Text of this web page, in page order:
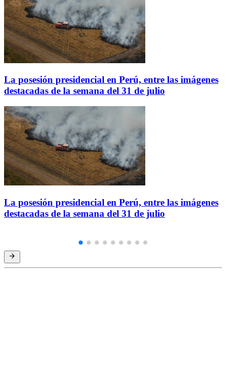
La posesión presidencial en Perú, entre las imágenes
destacadas de la semana del 31 de julio
La posesión presidencial en Perú, entre las imágenes
destacadas de la semana del 31 de julio